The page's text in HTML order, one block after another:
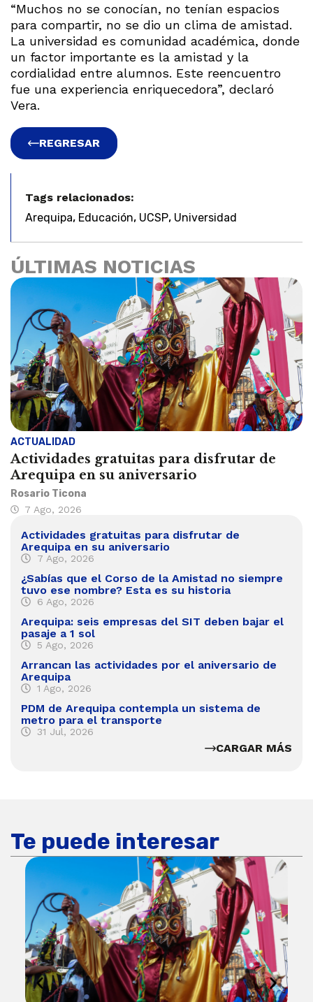
“Muchos no se conocían, no tenían espacios
para compartir, no se dio un clima de amistad.
La universidad es comunidad académica, donde
un factor importante es la amistad y la
cordialidad entre alumnos. Este reencuentro
fue una experiencia enriquecedora”, declaró
Vera.
REGRESAR
Tags relacionados:
Arequipa, Educación, UCSP, Universidad
ÚLTIMAS NOTICIAS
ACTUALIDAD
Actividades gratuitas para disfrutar de
Arequipa en su aniversario
Rosario Ticona
7 Ago, 2026
Actividades gratuitas para disfrutar de
Arequipa en su aniversario
7 Ago, 2026
¿Sabías que el Corso de la Amistad no siempre
tuvo ese nombre? Esta es su historia
6 Ago, 2026
Arequipa: seis empresas del SIT deben bajar el
pasaje a 1 sol
5 Ago, 2026
Arrancan las actividades por el aniversario de
Arequipa
1 Ago, 2026
PDM de Arequipa contempla un sistema de
metro para el transporte
31 Jul, 2026
CARGAR MÁS
Te puede interesar